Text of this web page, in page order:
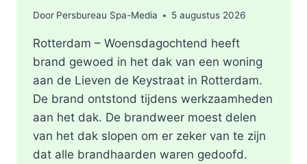
Door Persbureau Spa-Media 5 augustus 2026
Rotterdam – Woensdagochtend heeft
brand gewoed in het dak van een woning
aan de Lieven de Keystraat in Rotterdam.
De brand ontstond tijdens werkzaamheden
aan het dak. De brandweer moest delen
van het dak slopen om er zeker van te zijn
dat alle brandhaarden waren gedoofd.